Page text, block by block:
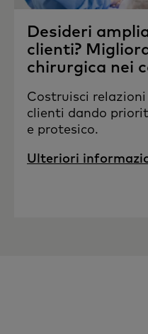
Desideri
clienti?
chirurgica nei
Costruisci
clienti dando
e protesico.
Ulteriori